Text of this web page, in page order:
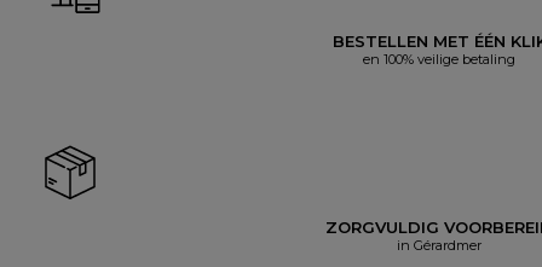
BESTELLEN MET ÉÉN
en 100% veilige betaling
ZORGVULDIG
in Gérardmer